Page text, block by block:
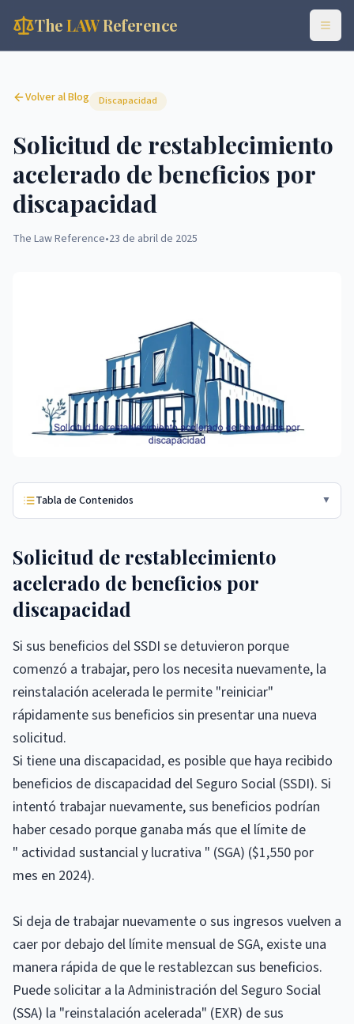
TheLAWReference
Volver al Blog Discapacidad
Solicitud de restablecimiento
acelerado de beneficios por
discapacidad
The Law Reference•23 de abril de 2025
Tabla de Contenidos ▼
Solicitud de restablecimiento
acelerado de beneficios por
discapacidad
Si sus beneficios del SSDI se detuvieron porque
comenzó a trabajar, pero los necesita nuevamente, la
reinstalación acelerada le permite "reiniciar"
rápidamente sus beneficios sin presentar una nueva
solicitud.
Si tiene una discapacidad, es posible que haya recibido
beneficios de discapacidad del Seguro Social (SSDI). Si
intentó trabajar nuevamente, sus beneficios podrían
haber cesado porque ganaba más que el límite de
" actividad sustancial y lucrativa " (SGA) ($1,550 por
mes en 2024).
Si deja de trabajar nuevamente o sus ingresos vuelven a
caer por debajo del límite mensual de SGA, existe una
manera rápida de que le restablezcan sus beneficios.
Puede solicitar a la Administración del Seguro Social
(SSA) la "reinstalación acelerada" (EXR) de sus